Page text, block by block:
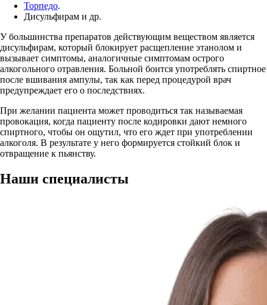
Торпедо.
Дисульфирам и др.
У большинства препаратов действующим веществом является
дисульфирам, который блокирует расщепление этанолом и
вызывает симптомы, аналогичные симптомам острого
алкогольного отравления. Больной боится употреблять спиртное
после вшивания ампулы, так как перед процедурой врач
предупреждает его о последствиях.
При желании пациента может проводиться так называемая
провокация, когда пациенту после кодировки дают немного
спиртного, чтобы он ощутил, что его ждет при употреблении
алкоголя. В результате у него формируется стойкий блок и
отвращение к пьянству.
Наши специалисты